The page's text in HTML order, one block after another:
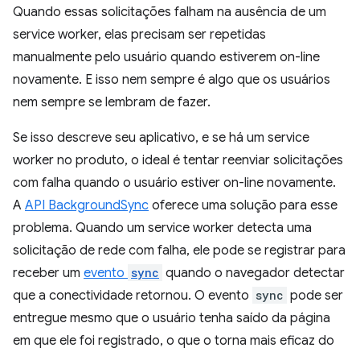
Quando essas solicitações falham na ausência de um
service worker, elas precisam ser repetidas
manualmente pelo usuário quando estiverem on-line
novamente. E isso nem sempre é algo que os usuários
nem sempre se lembram de fazer.
Se isso descreve seu aplicativo, e se há um service
worker no produto, o ideal é tentar reenviar solicitações
com falha quando o usuário estiver on-line novamente.
A API BackgroundSync oferece uma solução para esse
problema. Quando um service worker detecta uma
solicitação de rede com falha, ele pode se registrar para
receber um evento sync quando o navegador detectar
que a conectividade retornou. O evento sync pode ser
entregue mesmo que o usuário tenha saído da página
em que ele foi registrado, o que o torna mais eficaz do